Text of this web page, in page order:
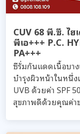
CUV 68 พี.ซี. ไ
พีเอ+++ P.C.
PA+++
ซีรั่มกันแดดเนื้อบา
บำรุงผิวหน้าในหนึ่ง
UVB ด้วยค่า SPF
สุขภาพดีด้วยคุณค่า